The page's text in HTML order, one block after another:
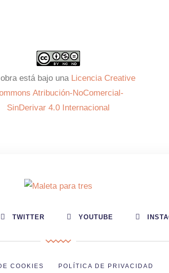
está bajo una Licencia Creative
Atribución-NoComercial-
SinDerivar 4.0 Internacional
TWITTER YOUTUBE
COOKIES POLÍTICA DE PRIVACIDAD